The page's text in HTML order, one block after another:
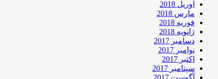
آوریل 2018
مارس 2018
فوریه 2018
ژانویه 2018
دسامبر 2017
نوامبر 2017
اکتبر 2017
سپتامبر 2017
آگوست 2017